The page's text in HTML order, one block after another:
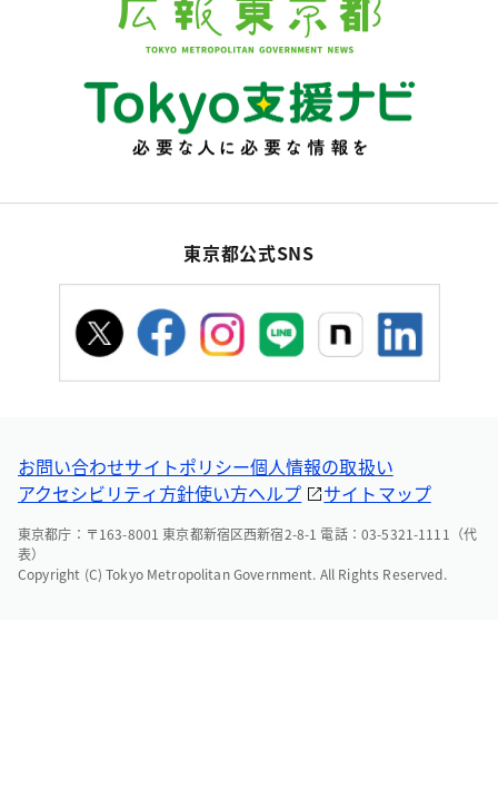
東京都公式SNS
お問い合わせサイトポリシー個人情報の取扱い
アクセシビリティ方針使い方ヘルプ サイトマップ
東京都庁：〒163-8001 東京都新宿区西新宿2-8-1 電話：03-5321-1111（代
表）
Copyright (C) Tokyo Metropolitan Government. All Rights Reserved.